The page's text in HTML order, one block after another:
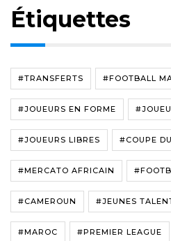
Étiquettes
#TRANSFERTS #FOOTBALL
#JOUEURS EN FORME
#JOUEURS LIBRES #COUPE
#MERCATO AFRICAIN
#CAMEROUN #JEUNES
#MAROC #PREMIER LEAGUE